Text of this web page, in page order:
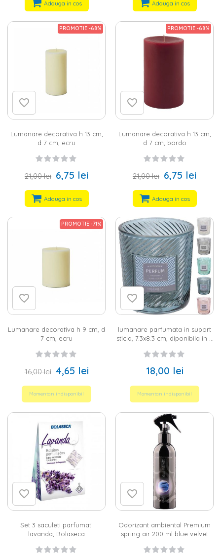
Adauga in cos Adauga in cos
PROMOTIE -68%
Lumanare decorativa h 13 cm,
d 7 cm, ecru
21,00 lei 6,75 lei
Adauga in cos
PROMOTIE -68%
Lumanare decorativa h 13 cm,
d 7 cm, bordo
21,00 lei 6,75 lei
Adauga in cos
PROMOTIE -71%
Lumanare decorativa h 9 cm, d
7 cm, ecru
16,00 lei 4,65 lei
Momentan indisponibil
lumanare parfumata in suport
sticla, 7.3x8.3 cm, diponibila in 5
18,00 lei
Momentan indisponibil
Set 3 saculeti parfumati
lavanda, Bolaseca
Odorizant ambiental Premium
spring air 200 ml blue velvet